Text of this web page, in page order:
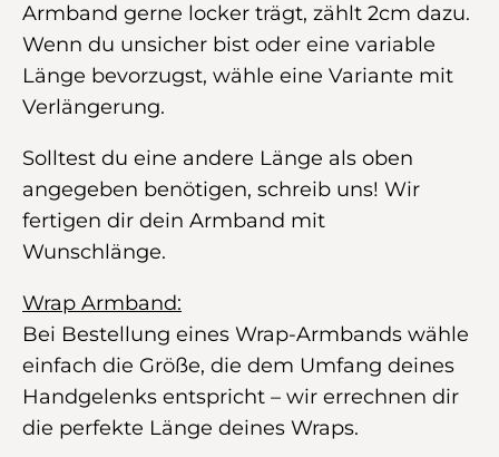
Armband gerne locker trägt, zählt 2cm dazu.
Wenn du unsicher bist oder eine variable
Länge bevorzugst, wähle eine Variante mit
Verlängerung.
Solltest du eine andere Länge als oben
angegeben benötigen, schreib uns! Wir
fertigen dir dein Armband mit
Wunschlänge.
Wrap Armband:
Bei Bestellung eines Wrap-Armbands wähle
einfach die Größe, die dem Umfang deines
Handgelenks entspricht – wir errechnen dir
die perfekte Länge deines Wraps.